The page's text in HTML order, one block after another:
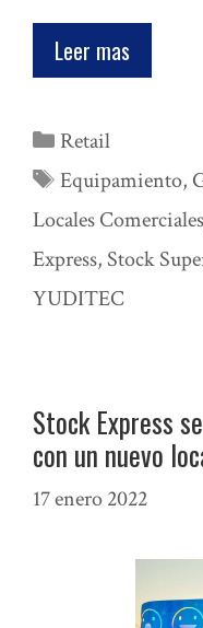
Leer mas
Categorías
Retail
Etiquetas
Equipamiento,
Locales Comerciales
Express, Stock
YUDITEC
Stock Express
con un nuevo
17 enero 2022